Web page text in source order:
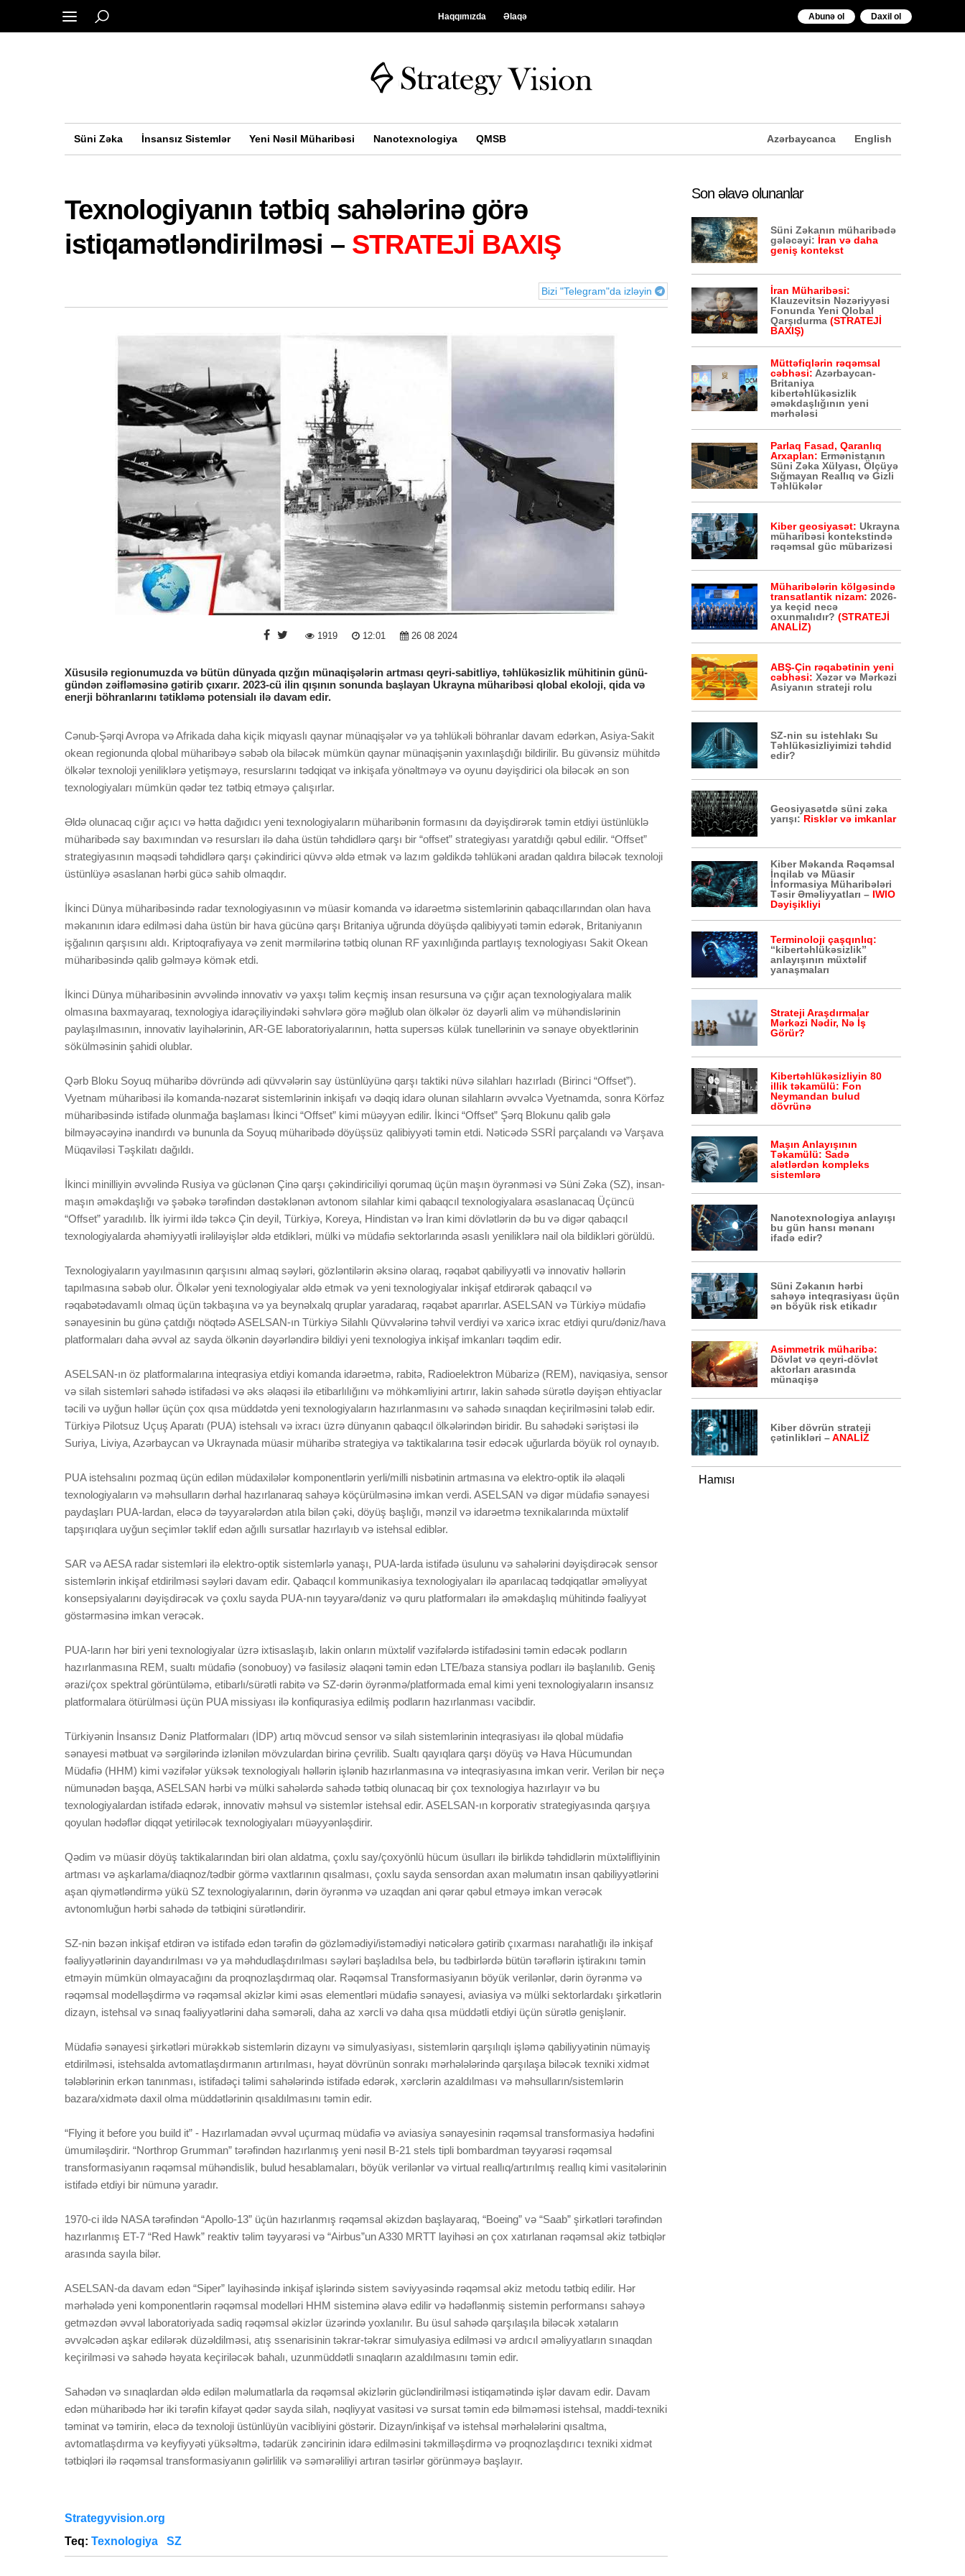
Haqqımızda Əlaqə Abunə ol Daxil ol
Süni Zəka İnsansız Sistemlər Yeni Nəsil Müharibəsi Nanotexnologiya QMSB Azərbaycanca English
Texnologiyanın tətbiq sahələrinə görə
istiqamətləndirilməsi –STRATEJİ BAXIŞ
Bizi "Telegram"da izləyin
1919 12:01 26 08 2024
Xüsusilə regionumuzda və bütün dünyada qızğın münaqişələrin artması qeyri-sabitliyə, təhlükəsizlik mühitinin günü-
gündən zəifləməsinə gətirib çıxarır. 2023-cü ilin qışının sonunda başlayan Ukrayna müharibəsi qlobal ekoloji, qida və
enerji böhranlarını tətikləmə potensialı ilə davam edir.
Cənub-Şərqi Avropa və Afrikada daha kiçik miqyaslı qaynar münaqişələr və ya təhlükəli böhranlar davam edərkən, Asiya-Sakit
okean regionunda qlobal müharibəyə səbəb ola biləcək mümkün qaynar münaqişənin yaxınlaşdığı bildirilir. Bu güvənsiz mühitdə
ölkələr texnoloji yeniliklərə yetişməyə, resurslarını tədqiqat və inkişafa yönəltməyə və oyunu dəyişdirici ola biləcək ən son
texnologiyaları mümkün qədər tez tətbiq etməyə çalışırlar.
Əldə olunacaq cığır açıcı və hətta dağıdıcı yeni texnologiyaların müharibənin formasını da dəyişdirərək təmin etdiyi üstünlüklə
müharibədə say baxımından və resursları ilə daha üstün təhdidlərə qarşı bir “offset” strategiyası yaratdığı qəbul edilir. “Offset”
strategiyasının məqsədi təhdidlərə qarşı çəkindirici qüvvə əldə etmək və lazım gəldikdə təhlükəni aradan qaldıra biləcək texnoloji
üstünlüyə əsaslanan hərbi gücə sahib olmaqdır.
İkinci Dünya müharibəsində radar texnologiyasının və müasir komanda və idarəetmə sistemlərinin qabaqcıllarından olan hava
məkanının idarə edilməsi daha üstün bir hava gücünə qarşı Britaniya uğrunda döyüşdə qalibiyyəti təmin edərək, Britaniyanın
işğalının qarşısını aldı. Kriptoqrafiyaya və zenit mərmilərinə tətbiq olunan RF yaxınlığında partlayış texnologiyası Sakit Okean
müharibəsində qalib gəlməyə kömək etdi.
İkinci Dünya müharibəsinin əvvəlində innovativ və yaxşı təlim keçmiş insan resursuna və çığır açan texnologiyalara malik
olmasına baxmayaraq, texnologiya idarəçiliyindəki səhvlərə görə məğlub olan ölkələr öz dəyərli alim və mühəndislərinin
paylaşılmasının, innovativ layihələrinin, AR-GE laboratoriyalarının, hətta supersəs külək tunellərinin və sənaye obyektlərinin
sökülməsinin şahidi olublar.
Qərb Bloku Soyuq müharibə dövründə adi qüvvələrin say üstünlüyünə qarşı taktiki nüvə silahları hazırladı (Birinci “Offset”).
Vyetnam müharibəsi ilə komanda-nəzarət sistemlərinin inkişafı və dəqiq idarə olunan silahların əvvəlcə Vyetnamda, sonra Körfəz
müharibəsində istifadə olunmağa başlaması İkinci “Offset” kimi müəyyən edilir. İkinci “Offset” Şərq Blokunu qalib gələ
bilməyəcəyinə inandırdı və bununla da Soyuq müharibədə döyüşsüz qalibiyyəti təmin etdi. Nəticədə SSRİ parçalandı və Varşava
Müqaviləsi Təşkilatı dağıldı.
İkinci minilliyin əvvəlində Rusiya və güclənən Çinə qarşı çəkindiriciliyi qorumaq üçün maşın öyrənməsi və Süni Zəka (SZ), insan-
maşın əməkdaşlığı və şəbəkə tərəfindən dəstəklənən avtonom silahlar kimi qabaqcıl texnologiyalara əsaslanacaq Üçüncü
“Offset” yaradılıb. İlk iyirmi ildə təkcə Çin deyil, Türkiyə, Koreya, Hindistan və İran kimi dövlətlərin də bu və digər qabaqcıl
texnologiyalarda əhəmiyyətli irəliləyişlər əldə etdikləri, mülki və müdafiə sektorlarında əsaslı yeniliklərə nail ola bildikləri görüldü.
Texnologiyaların yayılmasının qarşısını almaq səyləri, gözləntilərin əksinə olaraq, rəqabət qabiliyyətli və innovativ həllərin
tapılmasına səbəb olur. Ölkələr yeni texnologiyalar əldə etmək və yeni texnologiyalar inkişaf etdirərək qabaqcıl və
rəqabətədavamlı olmaq üçün təkbaşına və ya beynəlxalq qruplar yaradaraq, rəqabət aparırlar. ASELSAN və Türkiyə müdafiə
sənayesinin bu günə çatdığı nöqtədə ASELSAN-ın Türkiyə Silahlı Qüvvələrinə təhvil verdiyi və xaricə ixrac etdiyi quru/dəniz/hava
platformaları daha əvvəl az sayda ölkənin dəyərləndirə bildiyi yeni texnologiya inkişaf imkanları təqdim edir.
ASELSAN-ın öz platformalarına inteqrasiya etdiyi komanda idarəetmə, rabitə, Radioelektron Mübarizə (REM), naviqasiya, sensor
və silah sistemləri sahədə istifadəsi və əks əlaqəsi ilə etibarlılığını və möhkəmliyini artırır, lakin sahədə sürətlə dəyişən ehtiyaclar
təcili və uyğun həllər üçün çox qısa müddətdə yeni texnologiyaların hazırlanmasını və sahədə sınaqdan keçirilməsini tələb edir.
Türkiyə Pilotsuz Uçuş Aparatı (PUA) istehsalı və ixracı üzrə dünyanın qabaqcıl ölkələrindən biridir. Bu sahədəki səriştəsi ilə
Suriya, Liviya, Azərbaycan və Ukraynada müasir müharibə strategiya və taktikalarına təsir edəcək uğurlarda böyük rol oynayıb.
PUA istehsalını pozmaq üçün edilən müdaxilələr komponentlərin yerli/milli nisbətinin artmasına və elektro-optik ilə əlaqəli
texnologiyaların və məhsulların dərhal hazırlanaraq sahəyə köçürülməsinə imkan verdi. ASELSAN və digər müdafiə sənayesi
paydaşları PUA-lardan, eləcə də təyyarələrdən atıla bilən çəki, döyüş başlığı, mənzil və idarəetmə texnikalarında müxtəlif
tapşırıqlara uyğun seçimlər təklif edən ağıllı sursatlar hazırlayıb və istehsal ediblər.
SAR və AESA radar sistemləri ilə elektro-optik sistemlərlə yanaşı, PUA-larda istifadə üsulunu və sahələrini dəyişdirəcək sensor
sistemlərin inkişaf etdirilməsi səyləri davam edir. Qabaqcıl kommunikasiya texnologiyaları ilə aparılacaq tədqiqatlar əməliyyat
konsepsiyalarını dəyişdirəcək və çoxlu sayda PUA-nın təyyarə/dəniz və quru platformaları ilə əməkdaşlıq mühitində fəaliyyət
göstərməsinə imkan verəcək.
PUA-ların hər biri yeni texnologiyalar üzrə ixtisaslaşıb, lakin onların müxtəlif vəzifələrdə istifadəsini təmin edəcək podların
hazırlanmasına REM, sualtı müdafiə (sonobuoy) və fasiləsiz əlaqəni təmin edən LTE/baza stansiya podları ilə başlanılıb. Geniş
ərazi/çox spektral görüntüləmə, etibarlı/sürətli rabitə və SZ-dərin öyrənmə/platformada emal kimi yeni texnologiyaların insansız
platformalara ötürülməsi üçün PUA missiyası ilə konfiqurasiya edilmiş podların hazırlanması vacibdir.
Türkiyənin İnsansız Dəniz Platformaları (İDP) artıq mövcud sensor və silah sistemlərinin inteqrasiyası ilə qlobal müdafiə
sənayesi mətbuat və sərgilərində izlənilən mövzulardan birinə çevrilib. Sualtı qayıqlara qarşı döyüş və Hava Hücumundan
Müdafiə (HHM) kimi vəzifələr yüksək texnologiyalı həllərin işlənib hazırlanmasına və inteqrasiyasına imkan verir. Verilən bir neçə
nümunədən başqa, ASELSAN hərbi və mülki sahələrdə sahədə tətbiq olunacaq bir çox texnologiya hazırlayır və bu
texnologiyalardan istifadə edərək, innovativ məhsul və sistemlər istehsal edir. ASELSAN-ın korporativ strategiyasında qarşıya
qoyulan hədəflər diqqət yetiriləcək texnologiyaları müəyyənləşdirir.
Qədim və müasir döyüş taktikalarından biri olan aldatma, çoxlu say/çoxyönlü hücum üsulları ilə birlikdə təhdidlərin müxtəlifliyinin
artması və aşkarlama/diaqnoz/tədbir görmə vaxtlarının qısalması, çoxlu sayda sensordan axan məlumatın insan qabiliyyətlərini
aşan qiymətləndirmə yükü SZ texnologiyalarının, dərin öyrənmə və uzaqdan ani qərar qəbul etməyə imkan verəcək
avtonomluğun hərbi sahədə də tətbiqini sürətləndirir.
SZ-nin bəzən inkişaf etdirən və istifadə edən tərəfin də gözləmədiyi/istəmədiyi nəticələrə gətirib çıxarması narahatlığı ilə inkişaf
fəaliyyətlərinin dayandırılması və ya məhdudlaşdırılması səyləri başladılsa belə, bu tədbirlərdə bütün tərəflərin iştirakını təmin
etməyin mümkün olmayacağını da proqnozlaşdırmaq olar. Rəqəmsal Transformasiyanın böyük verilənlər, dərin öyrənmə və
rəqəmsal modelləşdirmə və rəqəmsal əkizlər kimi əsas elementləri müdafiə sənayesi, aviasiya və mülki sektorlardakı şirkətlərin
dizayn, istehsal və sınaq fəaliyyətlərini daha səmərəli, daha az xərcli və daha qısa müddətli etdiyi üçün sürətlə genişlənir.
Müdafiə sənayesi şirkətləri mürəkkəb sistemlərin dizaynı və simulyasiyası, sistemlərin qarşılıqlı işləmə qabiliyyətinin nümayiş
etdirilməsi, istehsalda avtomatlaşdırmanın artırılması, həyat dövrünün sonrakı mərhələlərində qarşılaşa biləcək texniki xidmət
tələblərinin erkən tanınması, istifadəçi təlimi sahələrində istifadə edərək, xərclərin azaldılması və məhsulların/sistemlərin
bazara/xidmətə daxil olma müddətlərinin qısaldılmasını təmin edir.
“Flying it before you build it” - Hazırlamadan əvvəl uçurmaq müdafiə və aviasiya sənayesinin rəqəmsal transformasiya hədəfini
ümumiləşdirir. “Northrop Grumman” tərəfindən hazırlanmış yeni nəsil B-21 stels tipli bombardman təyyarəsi rəqəmsal
transformasiyanın rəqəmsal mühəndislik, bulud hesablamaları, böyük verilənlər və virtual reallıq/artırılmış reallıq kimi vasitələrinin
istifadə etdiyi bir nümunə yaradır.
1970-ci ildə NASA tərəfindən “Apollo-13” üçün hazırlanmış rəqəmsal əkizdən başlayaraq, “Boeing” və “Saab” şirkətləri tərəfindən
hazırlanmış ET-7 “Red Hawk” reaktiv təlim təyyarəsi və “Airbus”un A330 MRTT layihəsi ən çox xatırlanan rəqəmsal əkiz tətbiqlər
arasında sayıla bilər.
ASELSAN-da davam edən “Siper” layihəsində inkişaf işlərində sistem səviyyəsində rəqəmsal əkiz metodu tətbiq edilir. Hər
mərhələdə yeni komponentlərin rəqəmsal modelləri HHM sisteminə əlavə edilir və hədəflənmiş sistemin performansı sahəyə
getməzdən əvvəl laboratoriyada sadiq rəqəmsal əkizlər üzərində yoxlanılır. Bu üsul sahədə qarşılaşıla biləcək xətaların
əvvəlcədən aşkar edilərək düzəldilməsi, atış ssenarisinin təkrar-təkrar simulyasiya edilməsi və ardıcıl əməliyyatların sınaqdan
keçirilməsi və sahədə həyata keçiriləcək bahalı, uzunmüddətli sınaqların azaldılmasını təmin edir.
Sahədən və sınaqlardan əldə edilən məlumatlarla da rəqəmsal əkizlərin gücləndirilməsi istiqamətində işlər davam edir. Davam
edən müharibədə hər iki tərəfin kifayət qədər sayda silah, nəqliyyat vasitəsi və sursat təmin edə bilməməsi istehsal, maddi-texniki
təminat və təmirin, eləcə də texnoloji üstünlüyün vacibliyini göstərir. Dizayn/inkişaf və istehsal mərhələlərini qısaltma,
avtomatlaşdırma və keyfiyyəti yüksəltmə, tədarük zəncirinin idarə edilməsini təkmilləşdirmə və proqnozlaşdırıcı texniki xidmət
tətbiqləri ilə rəqəmsal transformasiyanın gəlirlilik və səmərəliliyi artıran təsirlər görünməyə başlayır.
Strategyvision.org
Teq: Texnologiya SZ
Son əlavə olunanlar
Süni Zəkanın müharibədə
gələcəyi: İran və daha
geniş kontekst
İran Müharibəsi:
Klauzevitsin Nəzəriyyəsi
Fonunda Yeni Qlobal
Qarşıdurma(STRATEJİ
BAXIŞ)
Müttəfiqlərin rəqəmsal
cəbhəsi: Azərbaycan-
Britaniya
kibertəhlükəsizlik
əməkdaşlığının yeni
mərhələsi
Parlaq Fasad, Qaranlıq
Arxaplan: Ermənistanın
Süni Zəka Xülyası, Ölçüyə
Sığmayan Reallıq və Gizli
Təhlükələr
Kiber geosiyasət:Ukrayna
müharibəsi kontekstində
rəqəmsal güc mübarizəsi
Müharibələrin kölgəsində
transatlantik nizam: 2026-
ya keçid necə
oxunmalıdır?(STRATEJİ
ANALİZ)
ABŞ-Çin rəqabətinin yeni
cəbhəsi: Xəzər və Mərkəzi
Asiyanın strateji rolu
SZ-nin su istehlakı Su
Təhlükəsizliyimizi təhdid
edir?
Geosiyasətdə süni zəka
yarışı: Risklər və imkanlar
Kiber Məkanda Rəqəmsal
İnqilab və Müasir
İnformasiya Müharibələri
Təsir Əməliyyatları – IWIO
Dəyişikliyi
Terminoloji çaşqınlıq:
“kibertəhlükəsizlik”
anlayışının müxtəlif
yanaşmaları
Strateji Araşdırmalar
Mərkəzi Nədir, Nə İş
Görür?
Kibertəhlükəsizliyin 80
illik təkamülü: Fon
Neymandan bulud
dövrünə
Maşın Anlayışının
Təkamülü: Sadə
alətlərdən kompleks
sistemlərə
Nanotexnologiya anlayışı
bu gün hansı mənanı
ifadə edir?
Süni Zəkanın hərbi
sahəyə inteqrasiyası üçün
ən böyük risk etikadır
Asimmetrik müharibə:
Dövlət və qeyri-dövlət
aktorları arasında
münaqişə
Kiber dövrün strateji
çətinlikləri –ANALİZ
Hamısı